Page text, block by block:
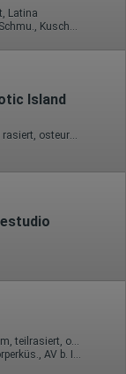
Latina
ZK, 69, GF6, NSa, Franz b. Ihr, BV, Schmu., Kuscheln
Island
32 Jahre, 80C, KF 38, 1.63m, total rasiert, osteuropäisch
48 Jahre, 90E(DD), KF 40/42, 1.68m, teilrasiert, osteuropäisch
69, GF6, BV, Schmu., Kuscheln, Körperküs., AV b. Ihm, KBp